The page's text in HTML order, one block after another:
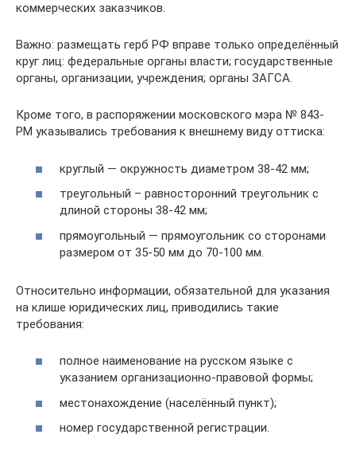
коммерческих заказчиков.
Важно: размещать герб РФ вправе только определённый
круг лиц: федеральные органы власти; государственные
органы, организации, учреждения; органы ЗАГСА.
Кроме того, в распоряжении московского мэра № 843-
РМ указывались требования к внешнему виду оттиска:
круглый — окружность диаметром 38-42 мм;
треугольный – равносторонний треугольник с
длиной стороны 38-42 мм;
прямоугольный — прямоугольник со сторонами
размером от 35-50 мм до 70-100 мм.
Относительно информации, обязательной для указания
на клише юридических лиц, приводились такие
требования:
полное наименование на русском языке с
указанием организационно-правовой формы;
местонахождение (населённый пункт);
номер государственной регистрации.